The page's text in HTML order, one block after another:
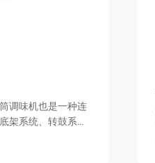
调味机也是一种连
架系统、转鼓系